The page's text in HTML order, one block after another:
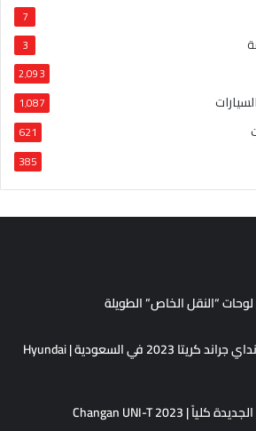
7
3
2٬093
1٬087
621
385
“النقل الخاص” الطويلة
مواصفات وأسعار هيونداي جراند كريتا 2023 في السعودية | Hyundai